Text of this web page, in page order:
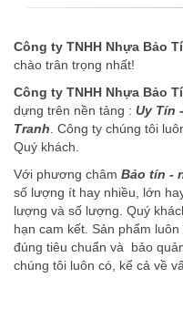
Công ty TNHH Nhựa Bảo
chào trân trọng nhất!
Công ty TNHH Nhựa Bảo
dựng trên nền tảng : Uy Tín
Tranh . Công ty chúng tôi
Quý khách.
Với phương châm Bảo tín -
số lượng ít hay nhiều, lớn
lượng và số lượng. Quý
hạn cam kết. Sản phẩm
đúng tiêu chuẩn và bảo
chúng tôi luôn có, kể cả về